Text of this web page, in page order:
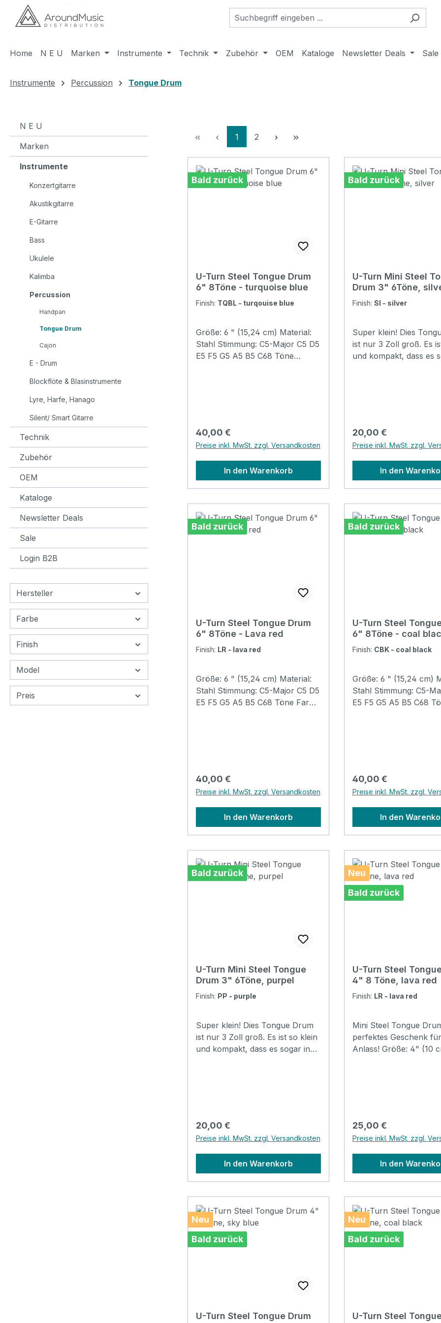
Hauptinhalt springen
Zur Suche springen
Zur Hauptnavigation springen
Home N E U Marken Instrumente Technik Zubehör OEM Kataloge Newsletter Deals Sale
Instrumente Percussion Tongue Drum
N E U
Marken
Instrumente
Konzertgitarre
Akustikgitarre
E-Gitarre
Bass
Ukulele
Kalimba
Percussion
Handpan
Tongue Drum
Cajon
E - Drum
Blockflöte & Blasinstrumente
Lyre, Harfe, Hanago
Silent/ Smart Gitarre
Technik
Zubehör
OEM
Kataloge
Newsletter Deals
Sale
Login B2B
Hersteller
Farbe
Finish
Model
Preis
Seite
1 Seite
2
Bald zurück
U-Turn Steel Tongue Drum
6" 8Töne - turquoise blue
Finish: TQBL - turqouise blue
Größe: 6 " (15,24 cm) Material:
Stahl Stimmung: C5-Major C5 D5
E5 F5 G5 A5 B5 C68 Töne
Regulärer Preis:
40,00 €
Preise inkl. MwSt. zzgl. Versandkosten
In den Warenkorb
Bald zurück
U-Turn Mini Steel
Drum 3" 6Töne,
Finish: SI - silver
Super klein! Dies
ist nur 3 Zoll groß. Es
und kompakt, dass es
Klangtherapie und
Inkl. Klöppel, Starterheft und
Sticker
Regulärer Preis:
20,00 €
Preise inkl. MwSt. zzgl.
In den
Bald zurück
U-Turn Steel Tongue Drum
6" 8Töne - Lava red
Finish: LR - lava red
Größe: 6 " (15,24 cm) Material:
Stahl Stimmung: C5-Major C5 D5
E5 F5 G5 A5 B5 C68 Töne Farbe:
Regulärer Preis:
40,00 €
Preise inkl. MwSt. zzgl. Versandkosten
In den Warenkorb
Bald zurück
U-Turn Steel
6" 8Töne - coal
Finish: CBK - coal black
Größe: 6 " (15,24 cm)
Stahl Stimmung: C5-
E5 F5 G5 A5 B5 C68
Fingerkuppenschutz
Regulärer Preis:
40,00 €
Preise inkl. MwSt. zzgl.
In den
Bald zurück
U-Turn Mini Steel Tongue
Drum 3" 6Töne, purpel
Finish: PP - purple
Super klein! Dies Tongue Drum
ist nur 3 Zoll groß. Es ist so klein
und kompakt, dass es sogar in
Klangtherapie und Meditation
Inkl. Klöppel, Starterheft und
Sticker
Regulärer Preis:
20,00 €
Preise inkl. MwSt. zzgl. Versandkosten
In den Warenkorb
Neu
Bald zurück
U-Turn Steel
4" 8 Töne, lava red
Finish: LR - lava red
Mini Steel Tongue
perfektes Geschenk
Anlass! Größe: 4" (10
beruhigender Sound
Klangtherapie und
Inkl. Beutel, Klöppel,
Fingerkuppenschutz
Regulärer Preis:
25,00 €
Preise inkl. MwSt. zzgl.
In den
Neu
Bald zurück
U-Turn Steel Tongue Drum
Neu
Bald zurück
U-Turn Steel